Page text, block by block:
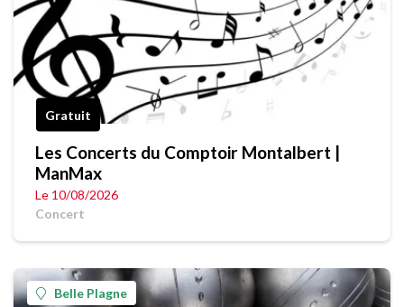
Gratuit
Les Concerts du Comptoir Montalbert |
ManMax
Le 10/08/2026
Concert
Belle Plagne